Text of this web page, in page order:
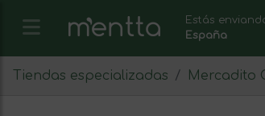
Estás
España
Tiendas especializadas Mercadito